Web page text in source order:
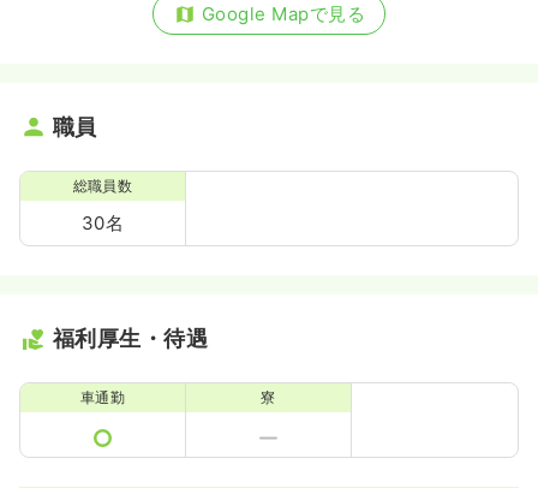
Google Mapで見る
職員
総職員数
30名
福利厚生・待遇
車通勤 寮